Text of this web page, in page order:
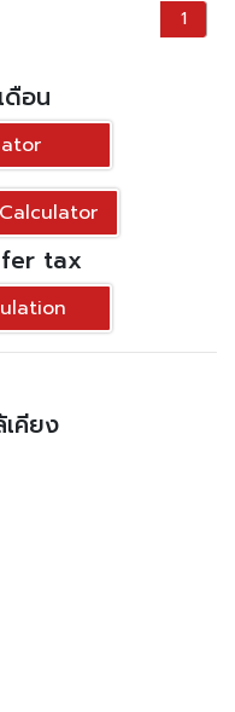
Baht
1
ลด ฿89,500
RESALE
1,700,500.-฿
See More
1
ดือน
tax
เคียง